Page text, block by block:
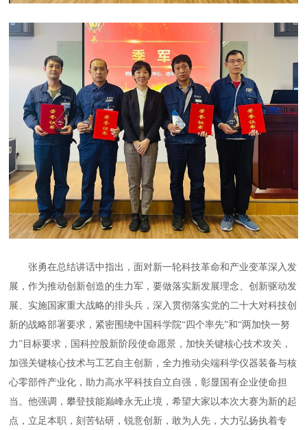
张勇在总结讲话中指出，面对新一轮科技革命和产业变革深入发
展，作为推动创新创造的生力军，要做落实新发展理念、创新驱动发
展、实施国家重大战略的排头兵，深入贯彻落实党的二十大对科技创
新的战略部署要求，紧密围绕中国科学院“四个率先”和“两加快一努
力”目标要求，国科控股新阶段使命愿景，加快关键核心技术攻关，
加强关键核心技术与工艺自主创新，全力推动尖端科学仪器装备与核
心零部件产业化，助力高水平科技自立自强，彰显国有企业使命担
当。他强调，攀登技能巅峰永无止境，希望大家以本次大赛为新的起
点，立足本职，刻苦钻研，锐意创新，敢为人先，大力弘扬执着专